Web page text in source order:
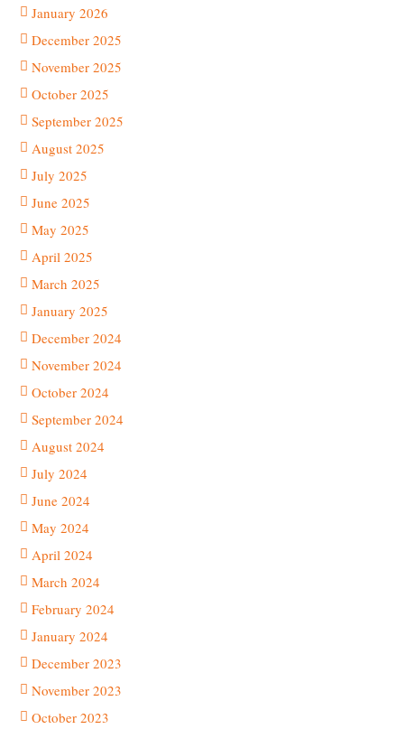
January 2026
December 2025
November 2025
October 2025
September 2025
August 2025
July 2025
June 2025
May 2025
April 2025
March 2025
January 2025
December 2024
November 2024
October 2024
September 2024
August 2024
July 2024
June 2024
May 2024
April 2024
March 2024
February 2024
January 2024
December 2023
November 2023
October 2023